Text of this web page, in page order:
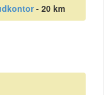
- 20 km